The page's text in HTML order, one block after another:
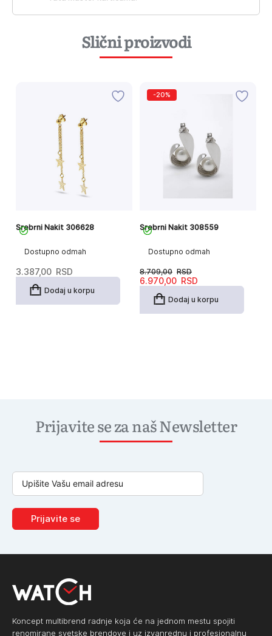
Slični proizvodi
Dostupno odmah
Srebrni Nakit 306628
3.387,00 RSD
Dodaj u korpu
-20%
Dostupno odmah
Srebrni Nakit 308559
8.709,00 RSD
Originalna
6.970,00 RSD
Trenutna
Dodaj u korpu
Prijavite se za naš Newsletter
Prijavite se
Koncept multibrend radnje koja će na jednom mestu spojiti
renomirane svetske brendove i uz izvanrednu i profesionalnu